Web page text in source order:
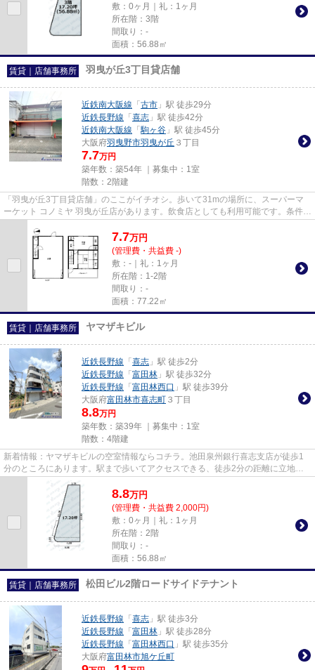
敷：0ヶ月｜礼：1ヶ月
所在階：3階
間取り：-
面積：56.88㎡
賃貸｜店舗事務所 羽曳が丘3丁目貸店舗
近鉄南大阪線 「 古市 」駅 徒歩29分
近鉄長野線 「 喜志 」駅 徒歩42分
近鉄南大阪線 「駒ヶ谷 」駅 徒歩45分
大阪府羽曳野市羽曳が丘 ３丁目
7.7万円
築年数：築54年 ｜募集中： 1室
階数：2階建
「羽曳が丘3丁目貸店舗」のここがイチオシ。歩いて31mの場所に、スーパーマ
ーケット コノミヤ 羽曳が丘店があります。飲食店としても利用可能です。条件等
7.7万円
(管理費・共益費 -)
敷：-｜礼：1ヶ月
所在階：1-2階
間取り：-
面積：77.22㎡
賃貸｜店舗事務所 ヤマザキビル
近鉄長野線 「 喜志 」駅 徒歩2分
近鉄長野線 「 富田林 」駅 徒歩32分
近鉄長野線 「 富田林西口 」駅 徒歩39分
大阪府富田林市喜志町 ３丁目
8.8万円
築年数：築39年 ｜募集中： 1室
階数：4階建
新着情報：ヤマザキビルの空室情報ならコチラ。池田泉州銀行喜志支店が徒歩1
分のところにあります。駅まで歩いてアクセスできる、徒歩2分の距離に立地す
8.8万円
(管理費・共益費 2,000円)
敷：0ヶ月｜礼：1ヶ月
所在階：2階
間取り：-
面積：56.88㎡
賃貸｜店舗事務所 松田ビル2階ロードサイドテナント
近鉄長野線 「 喜志 」駅 徒歩3分
近鉄長野線 「 富田林 」駅 徒歩28分
近鉄長野線 「 富田林西口 」駅 徒歩35分
大阪府富田林市旭ケ丘町